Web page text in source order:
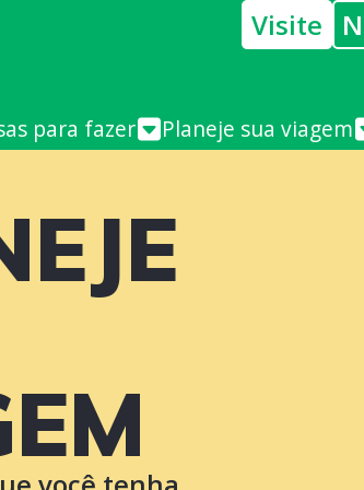
Visite
para fazer Planeje sua viagem